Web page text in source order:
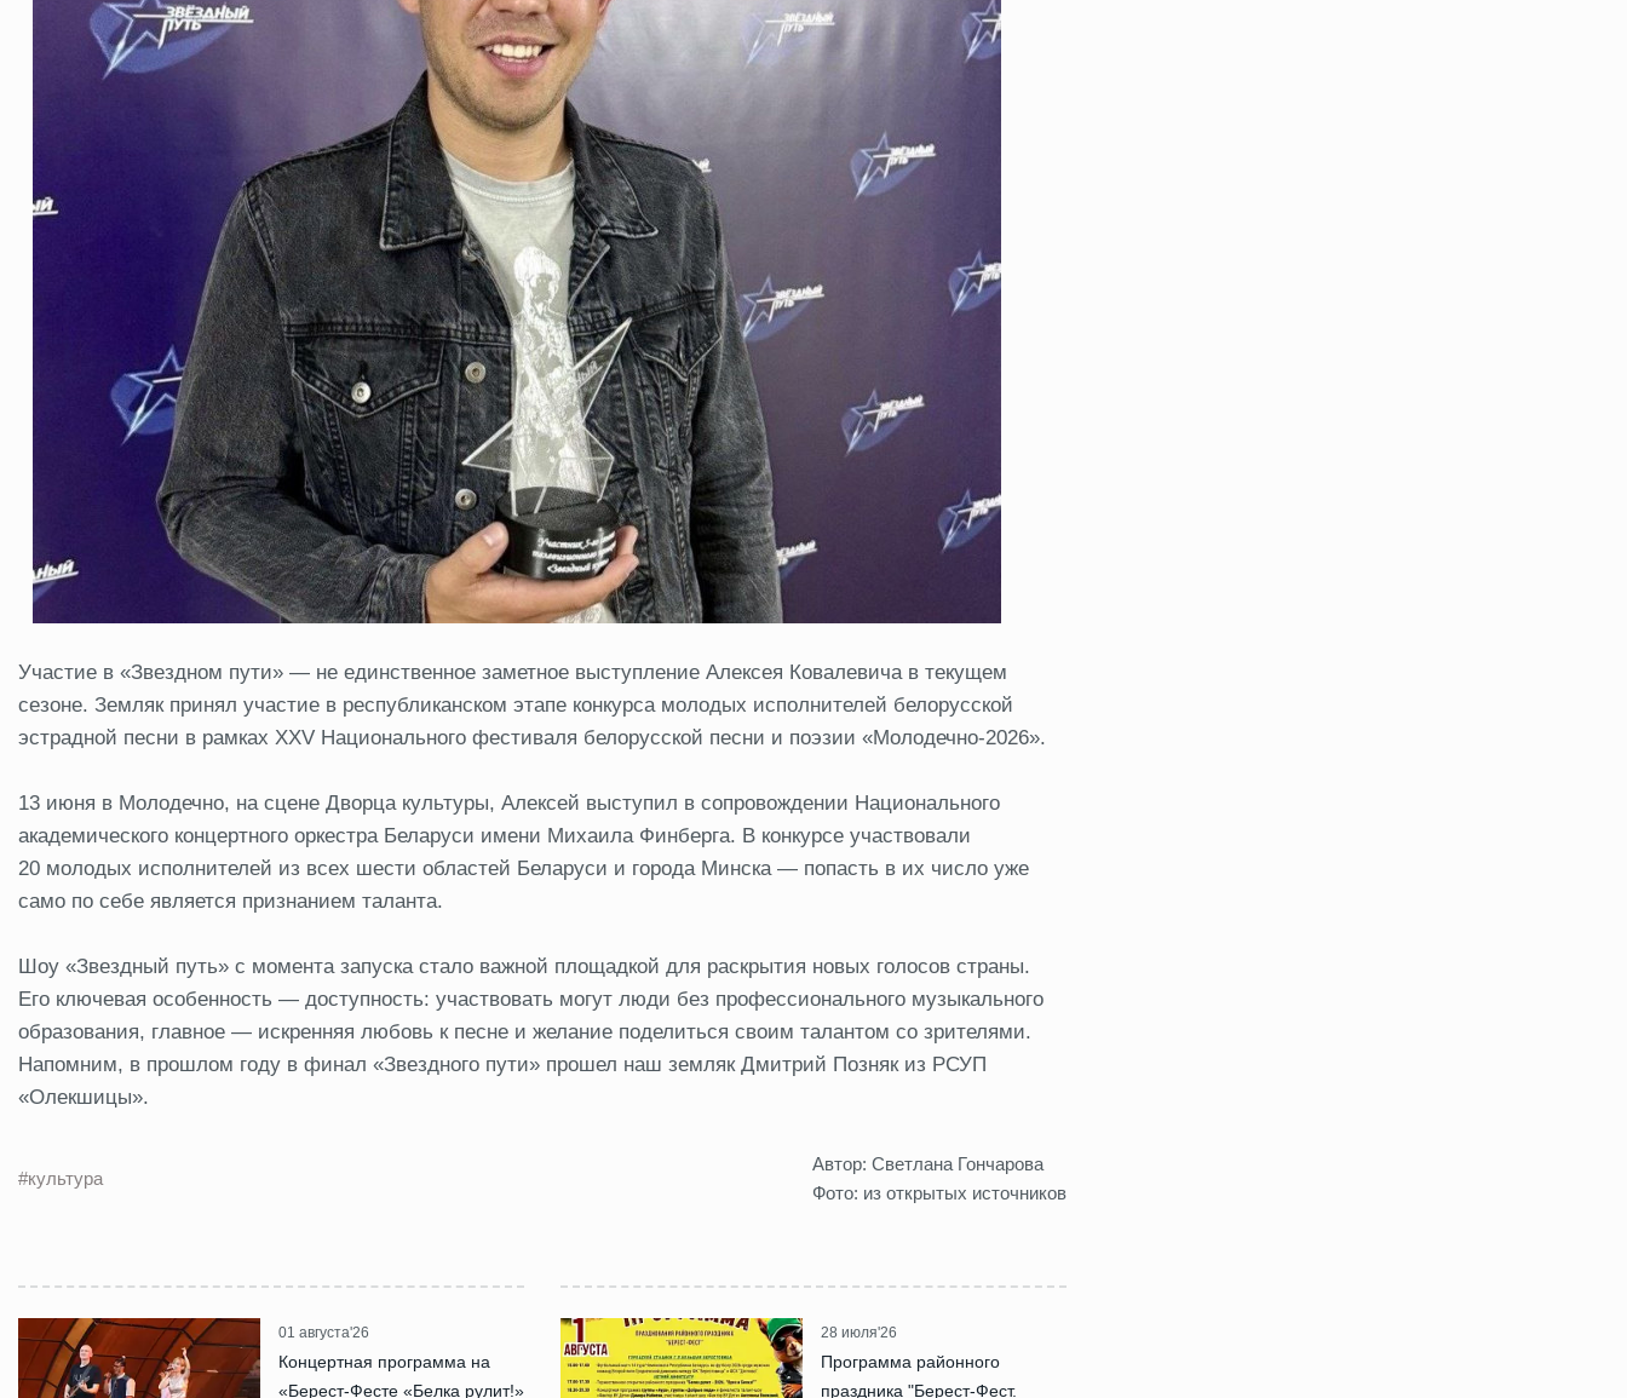
Участие в «Звездном пути» — не единственное заметное выступление Алексея Ковалевича в текущем
сезоне. Земляк принял участие в республиканском этапе конкурса молодых исполнителей белорусской
эстрадной песни в рамках XXV Национального фестиваля белорусской песни и поэзии «Молодечно‑2026».
13 июня в Молодечно, на сцене Дворца культуры, Алексей выступил в сопровождении Национального
академического концертного оркестра Беларуси имени Михаила Финберга. В конкурсе участвовали
20 молодых исполнителей из всех шести областей Беларуси и города Минска — попасть в их число уже
само по себе является признанием таланта.
Шоу «Звездный путь» с момента запуска стало важной площадкой для раскрытия новых голосов страны.
Его ключевая особенность — доступность: участвовать могут люди без профессионального музыкального
образования, главное — искренняя любовь к песне и желание поделиться своим талантом со зрителями.
Напомним, в прошлом году в финал «Звездного пути» прошел наш земляк Дмитрий Позняк из РСУП
«Олекшицы».
#культура
Автор: Светлана Гончарова
Фото: из открытых источников
01 августа'26
Концертная программа на
«Берест-Фесте «Белка рулит!»
28 июля'26
Программа районного
праздника "Берест-Фест.